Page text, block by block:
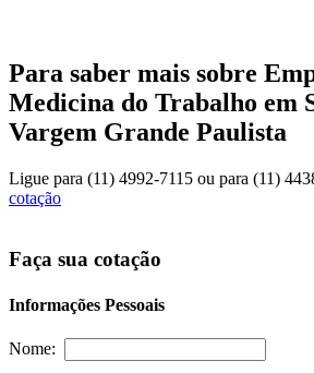
Para saber mais sobre
Medicina do Trabalho em
Vargem Grande Paulista
Ligue para (11) 4992-7115 ou para (11)
cotação
Faça sua cotação
Informações Pessoais
Nome: